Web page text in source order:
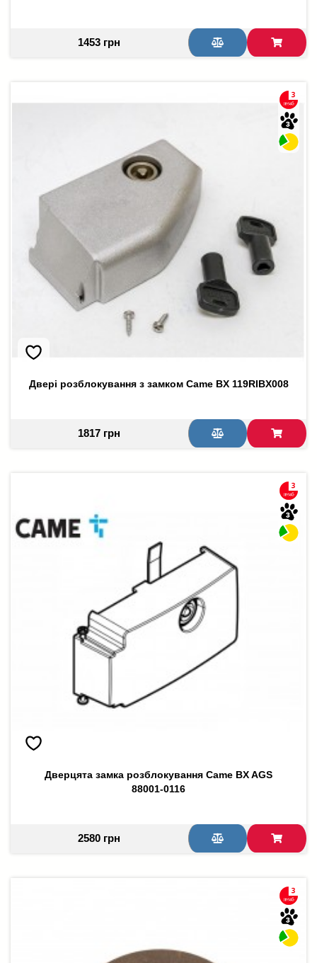
1453 грн
Двері розблокування з замком Came BX 119RIBX008
1817 грн
Дверцята замка розблокування Came BX AGS
88001-0116
2580 грн